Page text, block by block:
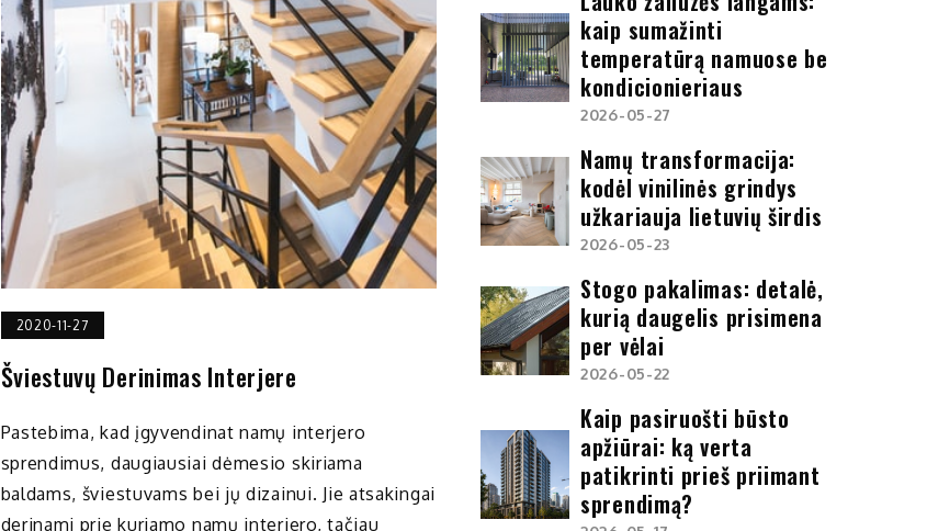
2020-11-27
Šviestuvų Derinimas Interjere
Pastebima, kad įgyvendinat namų interjero
sprendimus, daugiausiai dėmesio skiriama
baldams, šviestuvams bei jų dizainui. Jie atsakingai
derinami prie kuriamo namų interjero, tačiau
kaip sumažinti
temperatūrą namuose be
kondicionieriaus
2026-05-27
Namų transformacija:
kodėl vinilinės grindys
užkariauja lietuvių širdis
2026-05-23
Stogo pakalimas: detalė,
kurią daugelis prisimena
per vėlai
2026-05-22
Kaip pasiruošti būsto
apžiūrai: ką verta
patikrinti prieš priimant
sprendimą?